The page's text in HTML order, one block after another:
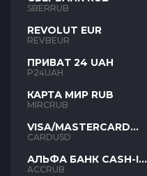
SBERRUB
REVOLUT EUR
REVBEUR
ПРИВАТ 24 UAH
P24UAH
КАРТА МИР RUB
MIRCRUB
VISA/MASTERCARD
USD
CARDUSD
АЛЬФА БАНК CASH-IN
RUB
ACCRUB